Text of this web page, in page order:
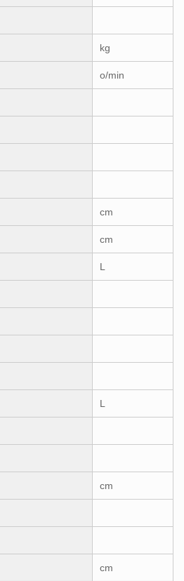
kg
o/min
cm
cm
L
L
cm
cm